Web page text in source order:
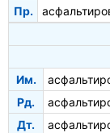
Пр.
Им.
Рд.
Дт.